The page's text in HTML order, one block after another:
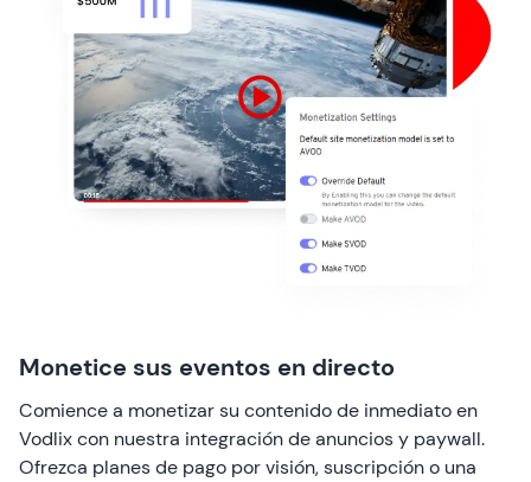
Monetice sus eventos en directo
Comience a monetizar su contenido de inmediato en
Vodlix con nuestra integración de anuncios y paywall.
Ofrezca planes de pago por visión, suscripción o una